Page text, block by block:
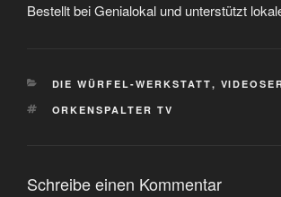
Bestellt bei Genialokal und unterstützt
KATEGORIEN
DIE WÜRFEL-WERKSTATT,
SCHLAGWÖRTER
ORKENSPALTER TV
Schreibe einen Kommentar